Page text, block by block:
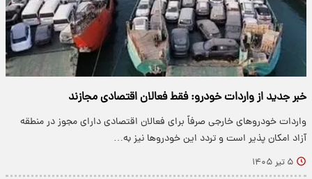
خبر جدید از واردات خودرو: فقط فعالان اقتصادی مجازند
واردات خودروهای خارجی صرفاً برای فعالان اقتصادی دارای مجوز در منطقه
آزاد امکان پذیر است و تردد این خودروها نیز به…
۵ تیر ۱۴۰۵